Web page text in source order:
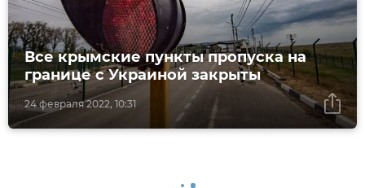
24 февраля 2022, 10:31
Все крымские пункты пропуска на
границе с Украиной закрыты